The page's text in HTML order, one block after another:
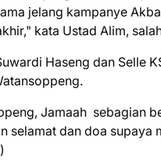
jelang kampanye
kata Ustad Alim,
Haseng dan Selle
Jamaah sebagian
selamat dan doa